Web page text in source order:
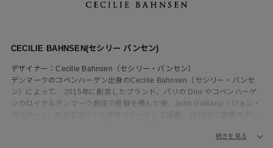
CECILIE BAHNSEN(セシリー バンセン)
デザイナー：Cecilie Bahnsen（セシリー・バンセン）
デンマークのコペンハーゲン出身のCecilie Bahnsen（セシリー・バンセ
ン）によって、 2015年に創業したブランド。パリの Dior やコペンハーゲ
ンのロイヤルデンマーク劇場で経験を積んだ後、John Galliano（ジョン・
ある彫刻的なシルエットと繊細なディテールに焦点を当て、ロマンティッ
続きを見る